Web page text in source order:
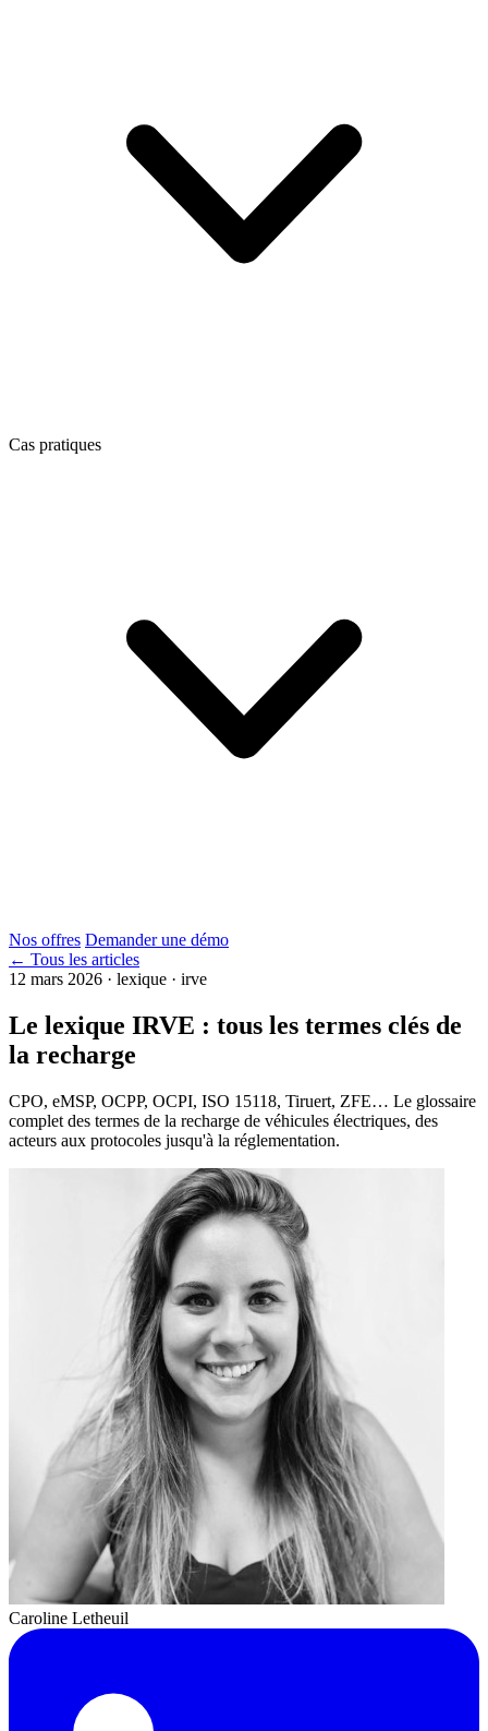
Cas pratiques
Nos offres Demander une démo
← Tous les articles
12 mars 2026 · lexique · irve
Le lexique IRVE : tous les termes clés de
la recharge
CPO, eMSP, OCPP, OCPI, ISO 15118, Tiruert, ZFE… Le glossaire
complet des termes de la recharge de véhicules électriques, des
acteurs aux protocoles jusqu'à la réglementation.
Caroline Letheuil